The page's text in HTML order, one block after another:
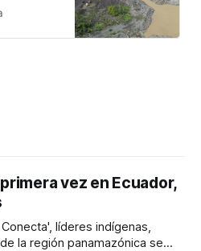
vez en Ecuador,
líderes indígenas,
la región panamazónica se